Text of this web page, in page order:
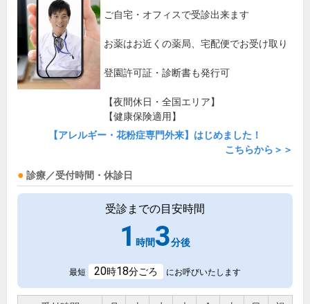
ご自宅・オフィスで受診出来ます
お薬はお近くの薬局、宅配便でお受け取り
登園許可証・診断書も発行可
【夜間休日・全国エリア】
【健康保険適用】
【アレルギー・花粉症専門外来】はじめました！
こちらから＞＞
診療／受付時間・休診日
受診までの目安時間
1 時間3分後
最短 20時18分ごろ にお呼びいたします